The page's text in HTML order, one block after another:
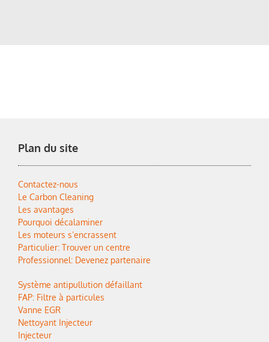
Plan du site
Contactez-nous
Le Carbon Cleaning
Les avantages
Pourquoi décalaminer
Les moteurs s’encrassent
Particulier: Trouver un centre
Professionnel: Devenez partenaire
Système antipullution défaillant
FAP: Filtre à particules
Vanne EGR
Nettoyant Injecteur
Injecteur